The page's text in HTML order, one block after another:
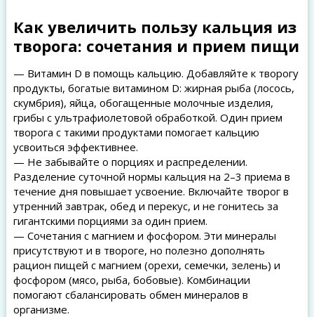
Как увеличить пользу кальция из
творога: сочетания и прием пищи
— Витамин D в помощь кальцию. Добавляйте к творогу
продукты, богатые витамином D: жирная рыба (лосось,
скумбрия), яйца, обогащенные молочные изделия,
грибы с ультрафиолетовой обработкой. Один прием
творога с такими продуктами помогает кальцию
усвоиться эффективнее.
— Не забывайте о порциях и распределении.
Разделение суточной нормы кальция на 2–3 приема в
течение дня повышает усвоение. Включайте творог в
утренний завтрак, обед и перекус, и не гонитесь за
гигантскими порциями за один прием.
— Сочетания с магнием и фосфором. Эти минералы
присутствуют и в твороге, но полезно дополнять
рацион пищей с магнием (орехи, семечки, зелень) и
фосфором (мясо, рыба, бобовые). Комбинации
помогают сбалансировать обмен минералов в
организме.